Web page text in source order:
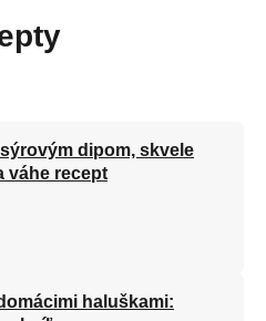
dipom, skvele
váhe recept
haluškami: